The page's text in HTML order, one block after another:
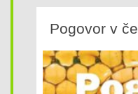
vasi«, ki je postala
območja EU, ki
gospodarske
politične skupine
viziji za podeželska
proaktivnim delom v
Pogovor v